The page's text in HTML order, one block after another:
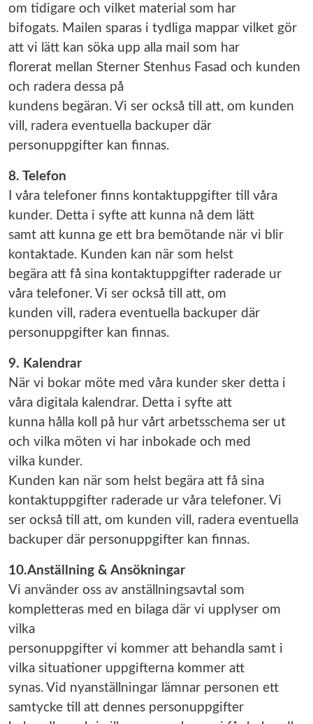
om tidigare och vilket material som har
bifogats. Mailen sparas i tydliga mappar vilket gör
att vi lätt kan söka upp alla mail som har
florerat mellan Sterner Stenhus Fasad och kunden
och radera dessa på
kundens begäran. Vi ser också till att, om kunden
vill, radera eventuella backuper där
personuppgifter kan finnas.
8. Telefon
I våra telefoner finns kontaktuppgifter till våra
kunder. Detta i syfte att kunna nå dem lätt
samt att kunna ge ett bra bemötande när vi blir
kontaktade. Kunden kan när som helst
begära att få sina kontaktuppgifter raderade ur
våra telefoner. Vi ser också till att, om
kunden vill, radera eventuella backuper där
personuppgifter kan finnas.
9. Kalendrar
När vi bokar möte med våra kunder sker detta i
våra digitala kalendrar. Detta i syfte att
kunna hålla koll på hur vårt arbetsschema ser ut
och vilka möten vi har inbokade och med
vilka kunder.
Kunden kan när som helst begära att få sina
kontaktuppgifter raderade ur våra telefoner. Vi
ser också till att, om kunden vill, radera eventuella
backuper där personuppgifter kan finnas.
10.Anställning & Ansökningar
Vi använder oss av anställningsavtal som
kompletteras med en bilaga där vi upplyser om
vilka
personuppgifter vi kommer att behandla samt i
vilka situationer uppgifterna kommer att
synas. Vid nyanställningar lämnar personen ett
samtycke till att dennes personuppgifter